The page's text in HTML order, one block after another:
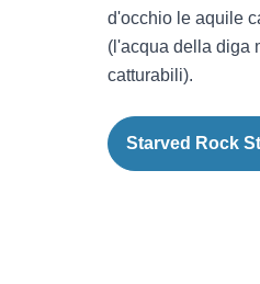
d'occhio le aquile
(l'acqua della diga
catturabili).
Starved Rock